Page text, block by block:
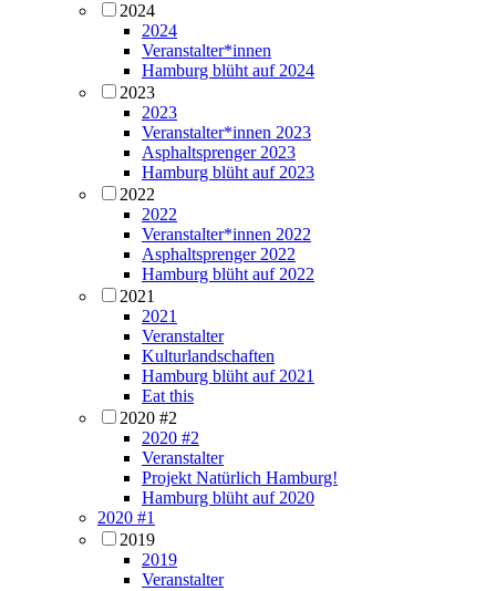
2024
2024
Veranstalter*innen
Hamburg blüht auf 2024
2023
2023
Veranstalter*innen 2023
Asphaltsprenger 2023
Hamburg blüht auf 2023
2022
2022
Veranstalter*innen 2022
Asphaltsprenger 2022
Hamburg blüht auf 2022
2021
2021
Veranstalter
Kulturlandschaften
Hamburg blüht auf 2021
Eat this
2020 #2
2020 #2
Veranstalter
Projekt Natürlich Hamburg!
Hamburg blüht auf 2020
2020 #1
2019
2019
Veranstalter